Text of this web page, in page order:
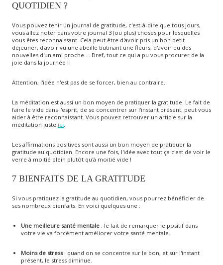
QUOTIDIEN ?
Vous pouvez tenir un journal de gratitude, c'est-à-dire que tous jours,
vous allez noter dans votre journal 3 (ou plus) choses pour lesquelles
vous êtes reconnaissant. Cela peut être d'avoir pris un bon petit-
déjeuner, d'avoir vu une abeille butinant une fleurs, d'avoir eu des
nouvelles d'un ami proche.... Bref, tout ce qui a pu vous procurer de la
joie dans la journée !
Attention, l'idée n'est pas de se forcer, bien au contraire.
La méditation est aussi un bon moyen de pratiquer la gratitude. Le fait de
faire le vide dans l'esprit, de se concentrer sur l'instant présent, peut vous
aider à être reconnaissant. Vous pouvez retrouver un article sur la
méditation juste ici.
Les affirmations positives sont aussi un bon moyen de pratiquer la
gratitude au quotidien. Encore une fois, l'idée avec tout ça c'est de voir le
verre à moitié plein plutôt qu'à moitié vide !
7 BIENFAITS DE LA GRATITUDE
Si vous pratiquez la gratitude au quotidien, vous pourrez bénéficier de
ses nombreux bienfaits. En voici quelques une :
Une meilleure santé mentale: le fait de remarquer le positif dans
votre vie va forcément améliorer votre santé mentale.
Moins de stress: quand on se concentre sur le bon, et sur l'instant
présent, le stress diminue.